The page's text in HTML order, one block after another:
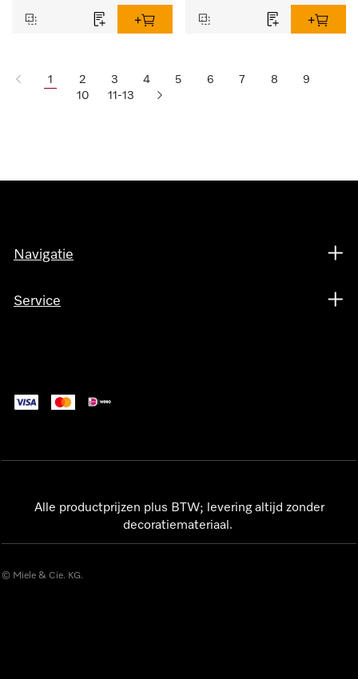
glazen.
1 2 3 4 5 6 7 8
9
10
11-13
Navigatie
Service
Alle productprijzen plus BTW; levering altijd zonder
decoratiemateriaal.
© Miele & Cie. KG.